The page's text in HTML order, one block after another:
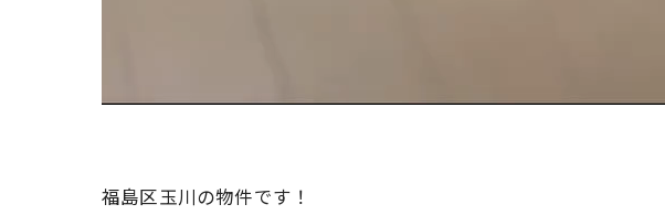
福島区玉川の物件です！